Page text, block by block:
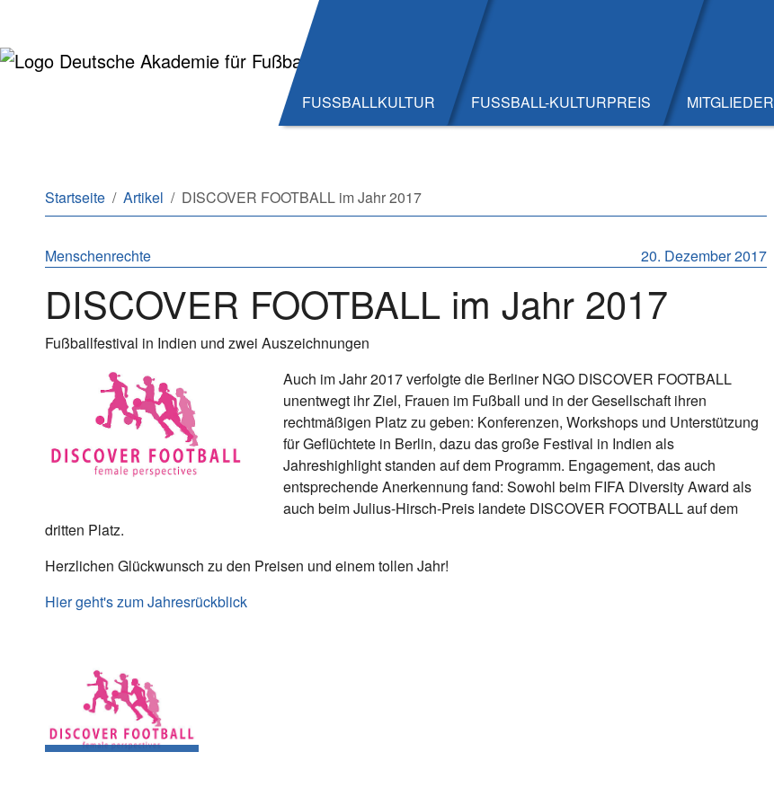
FUSSBALLKULTUR FUSSBALL-KULTURPREIS MITGLIEDER
Sie sind hier:
Startseite Artikel DISCOVER FOOTBALL im Jahr 2017
20. Dezember 2017
Menschenrechte
DISCOVER FOOTBALL im Jahr 2017
Fußballfestival in Indien und zwei Auszeichnungen
Auch im Jahr 2017 verfolgte die Berliner NGO DISCOVER FOOTBALL
unentwegt ihr Ziel, Frauen im Fußball und in der Gesellschaft ihren
rechtmäßigen Platz zu geben: Konferenzen, Workshops und Unterstützung
für Geflüchtete in Berlin, dazu das große Festival in Indien als
Jahreshighlight standen auf dem Programm. Engagement, das auch
entsprechende Anerkennung fand: Sowohl beim FIFA Diversity Award als
auch beim Julius-Hirsch-Preis landete DISCOVER FOOTBALL auf dem
dritten Platz.
Herzlichen Glückwunsch zu den Preisen und einem tollen Jahr!
Hier geht's zum Jahresrückblick